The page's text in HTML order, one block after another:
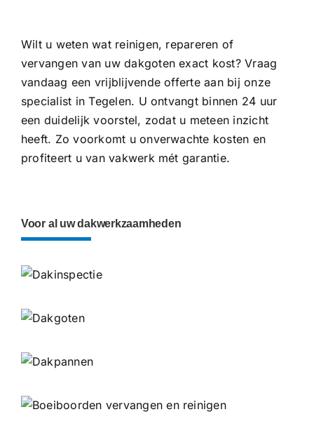
Wilt u weten wat reinigen, repareren of
vervangen van uw dakgoten exact kost? Vraag
vandaag een vrijblijvende offerte aan bij onze
specialist in Tegelen. U ontvangt binnen 24 uur
een duidelijk voorstel, zodat u meteen inzicht
heeft. Zo voorkomt u onverwachte kosten en
profiteert u van vakwerk mét garantie.
Voor al uw dakwerkzaamheden